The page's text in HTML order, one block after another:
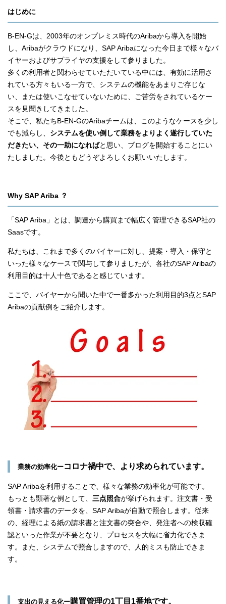
はじめに
B-EN-Gは、2003年のオンプレミス時代のAribaから導入を開始
し、Aribaがクラウドになり、SAP Aribaになった今日まで様々なバ
イヤーおよびサプライヤの支援をして参りました。
多くの利用者と関わらせていただいている中には、有効に活用さ
れている方々もいる一方で、システムの機能をあまりご存じな
い、または使いこなせていないために、ご苦労をされているケー
スを見聞きしてきました。
そこで、私たちB-EN-GのAribaチームは、このようなケースを少し
でも減らし、 システムを使い倒して業務をよりよく遂行していた
だきたい、その一助になればと思い、ブログを開始することにい
たしました。今後ともどうぞよろしくお願いいたします。
Why SAP Ariba ？
「SAP Ariba」とは、調達から購買まで幅広く管理できるSAP社の
Saasです。
私たちは、これまで多くのバイヤーに対し、提案・導入・保守と
いった様々なケースで関与して参りましたが、各社のSAP Aribaの
利用目的は十人十色であると感じています。
ここで、バイヤーから聞いた中で一番多かった利用目的3点とSAP
Aribaの貢献例をご紹介します。
業務の効率化ーコロナ禍中で、より求められています。
SAP Aribaを利用することで、様々な業務の効率化が可能です。
もっとも顕著な例として、 三点照合が挙げられます。注文書・受
領書・請求書のデータを、SAP Aribaが自動で照合します。従来
の、経理による紙の請求書と注文書の突合や、発注者への検収確
認といった作業が不要となり、プロセスを大幅に省力化できま
す。また、システムで照合しますので、人的ミスも防止できま
す。
支出の見える化ー購買管理の1丁目1番地です。